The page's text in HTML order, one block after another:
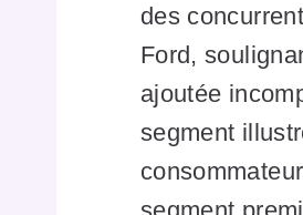
des
Ford,
ajoutée
segment